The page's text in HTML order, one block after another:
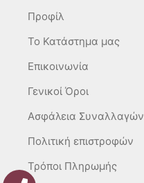
a
m
k
-
Προφίλ
To Κατάστημα μας
Επικοινωνία
Γενικοί Όροι
Ασφάλεια Συναλλαγών
Πολιτική επιστροφών
Τρόποι Πληρωμής